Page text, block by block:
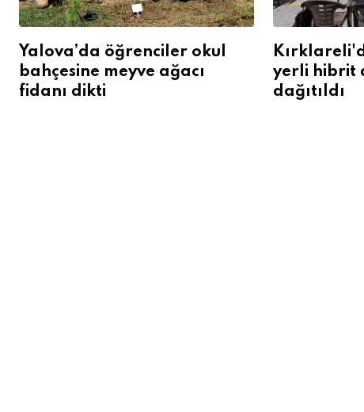
Yalova’da öğrenciler okul
bahçesine meyve ağacı
fidanı dikti
yerli hibrit
dağıtıldı